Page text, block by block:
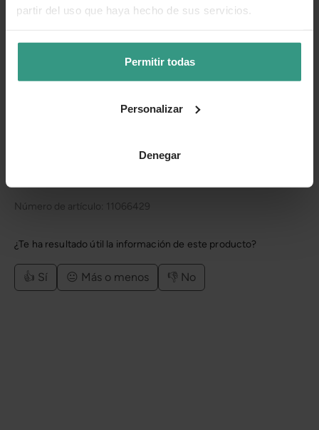
partir del uso que haya hecho de sus servicios.
Permitir todas
Personalizar
Denegar
podrás reutilizar cada Navidad sin que pierda su forma
Número de artículo: 11066429
¿Te ha resultado útil la información de este producto?
👍 Sí 😐 Más o menos 👎 No